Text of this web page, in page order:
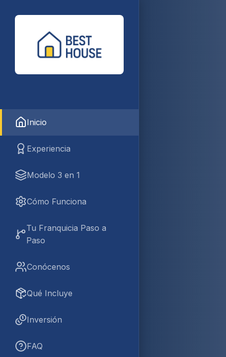
Inicio
Experiencia
Modelo 3 en 1
Cómo Funciona
Tu Franquicia Paso a
Paso
Conócenos
Qué Incluye
Inversión
FAQ